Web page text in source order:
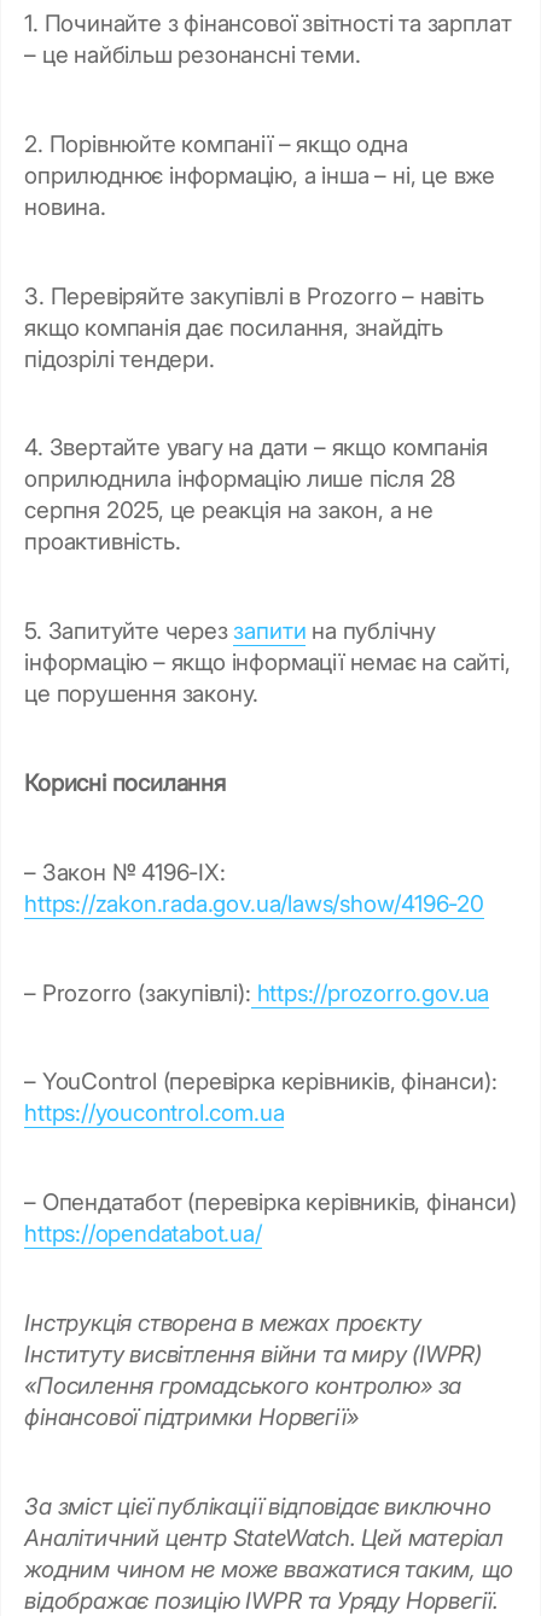
1. Починайте з фінансової звітності та зарплат
– це найбільш резонансні теми.
2. Порівнюйте компанії – якщо одна
оприлюднює інформацію, а інша – ні, це вже
новина.
3. Перевіряйте закупівлі в Prozorro – навіть
якщо компанія дає посилання, знайдіть
підозрілі тендери.
4. Звертайте увагу на дати – якщо компанія
оприлюднила інформацію лише після 28
серпня 2025, це реакція на закон, а не
проактивність.
5. Запитуйте череззапити на публічну
інформацію – якщо інформації немає на сайті,
це порушення закону.
Корисні посилання
– Закон № 4196-IX:
https://zakon.rada.gov.ua/laws/show/4196-20
– Prozorro (закупівлі): https://prozorro.gov.ua
– YouControl (перевірка керівників, фінанси):
https://youcontrol.com.ua
– Опендатабот (перевірка керівників, фінанси)
https://opendatabot.ua/
Інструкція створена в межах проєкту
Інституту висвітлення війни та миру (IWPR)
«Посилення громадського контролю» за
фінансової підтримки Норвегії»
За зміст цієї публікації відповідає виключно
Аналітичний центр StateWatch. Цей матеріал
жодним чином не може вважатися таким, що
відображає позицію IWPR та Уряду Норвегії.